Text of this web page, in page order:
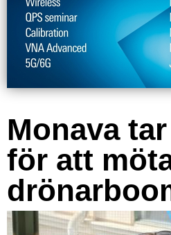
Monava
för att